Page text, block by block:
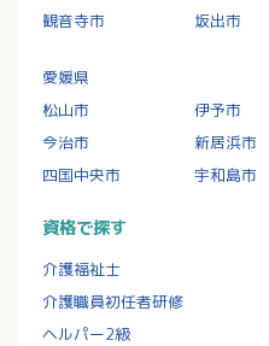
観音寺市
坂出市
愛媛県
松山市
伊予市
今治市
新居浜市
四国中央市
宇和島市
資格で探す
介護福祉士
介護職員初任者研修
ヘルパー2級